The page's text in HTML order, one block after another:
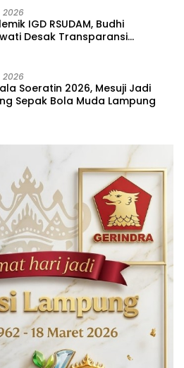
2026
IGD RSUDAM, Budhi
Desak Transparansi
2026
Soeratin 2026, Mesuji Jadi
Sepak Bola Muda Lampung